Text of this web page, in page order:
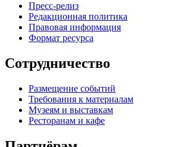
Пресс-релиз
Редакционная политика
Правовая информация
Формат ресурса
Сотрудничество
Размещение событий
Требования к материалам
Музеям и выставкам
Ресторанам и кафе